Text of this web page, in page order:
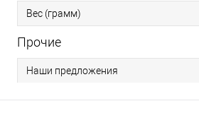
Вес (грамм)
Прочие
Наши предложения